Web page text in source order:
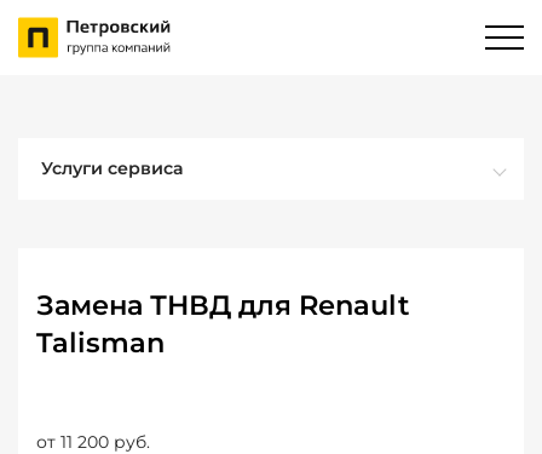
Услуги сервиса
Замена ТНВД для Renault
Talisman
от 11 200 руб.